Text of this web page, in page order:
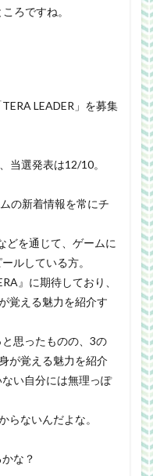
ろですね。
LEADER」を募集
当選発表は12/10。
の新着情報を常にチ
どを通じて、ゲームに
ルしている方。
』に期待しており、
覚える魅力を紹介す
思ったものの、3の
が覚える魅力を紹介
い自分には無理っぽ
らないんだよな。
な？